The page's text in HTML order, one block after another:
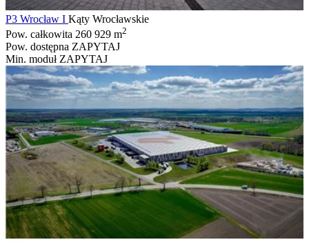
P3 Wrocław I Kąty Wrocławskie
Pow. całkowita 260 929 m2
Pow. dostępna ZAPYTAJ
Min. moduł ZAPYTAJ